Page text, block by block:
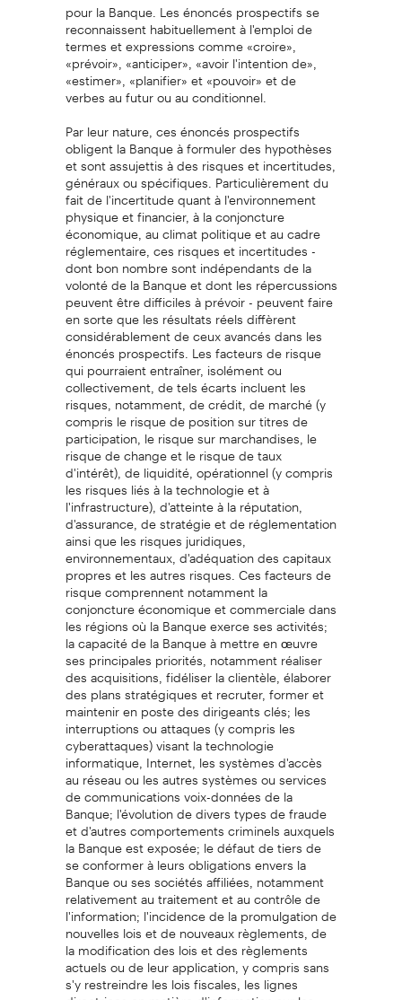
pour la Banque. Les énoncés prospectifs se
reconnaissent habituellement à l'emploi de
termes et expressions comme «croire»,
«prévoir», «anticiper», «avoir l'intention de»,
«estimer», «planifier» et «pouvoir» et de
verbes au futur ou au conditionnel.
Par leur nature, ces énoncés prospectifs
obligent la Banque à formuler des hypothèses
et sont assujettis à des risques et incertitudes,
généraux ou spécifiques. Particulièrement du
fait de l'incertitude quant à l'environnement
physique et financier, à la conjoncture
économique, au climat politique et au cadre
réglementaire, ces risques et incertitudes -
dont bon nombre sont indépendants de la
volonté de la Banque et dont les répercussions
peuvent être difficiles à prévoir - peuvent faire
en sorte que les résultats réels diffèrent
considérablement de ceux avancés dans les
énoncés prospectifs. Les facteurs de risque
qui pourraient entraîner, isolément ou
collectivement, de tels écarts incluent les
risques, notamment, de crédit, de marché (y
compris le risque de position sur titres de
participation, le risque sur marchandises, le
risque de change et le risque de taux
d'intérêt), de liquidité, opérationnel (y compris
les risques liés à la technologie et à
l'infrastructure), d'atteinte à la réputation,
d'assurance, de stratégie et de réglementation
ainsi que les risques juridiques,
environnementaux, d'adéquation des capitaux
propres et les autres risques. Ces facteurs de
risque comprennent notamment la
conjoncture économique et commerciale dans
les régions où la Banque exerce ses activités;
la capacité de la Banque à mettre en œuvre
ses principales priorités, notamment réaliser
des acquisitions, fidéliser la clientèle, élaborer
des plans stratégiques et recruter, former et
maintenir en poste des dirigeants clés; les
interruptions ou attaques (y compris les
cyberattaques) visant la technologie
informatique, Internet, les systèmes d'accès
au réseau ou les autres systèmes ou services
de communications voix-données de la
Banque; l'évolution de divers types de fraude
et d'autres comportements criminels auxquels
la Banque est exposée; le défaut de tiers de
se conformer à leurs obligations envers la
Banque ou ses sociétés affiliées, notamment
relativement au traitement et au contrôle de
l'information; l'incidence de la promulgation de
nouvelles lois et de nouveaux règlements, de
la modification des lois et des règlements
actuels ou de leur application, y compris sans
s'y restreindre les lois fiscales, les lignes